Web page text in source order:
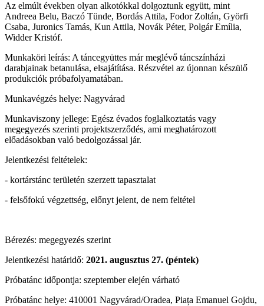
Az elmúlt években olyan alkotókkal dolgoztunk együtt, mint
Andreea Belu, Baczó Tünde, Bordás Attila, Fodor Zoltán, Györfi
Csaba, Juronics Tamás, Kun Attila, Novák Péter, Polgár Emília,
Widder Kristóf.
Munkaköri leírás: A táncegyüttes már meglévő táncszínházi
darabjainak betanulása, elsajátítása. Részvétel az újonnan készülő
produkciók próbafolyamatában.
Munkavégzés helye: Nagyvárad
Munkaviszony jellege: Egész évados foglalkoztatás vagy
megegyezés szerinti projektszerződés, ami meghatározott
előadásokban való bedolgozással jár.
Jelentkezési feltételek:
- kortárstánc területén szerzett tapasztalat
- felsőfokú végzettség, előnyt jelent, de nem feltétel
Bérezés: megegyezés szerint
Jelentkezési határidő: 2021. augusztus 27. (péntek)
Próbatánc időpontja: szeptember elején várható
Próbatánc helye: 410001 Nagyvárad/Oradea, Piața Emanuel Gojdu,